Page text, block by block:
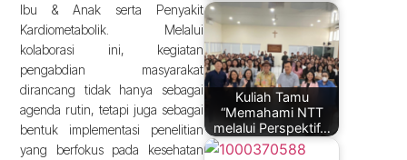
Ibu & Anak serta Penyakit
Kardiometabolik. Melalui
kolaborasi ini, kegiatan
pengabdian masyarakat
dirancang tidak hanya sebagai
agenda rutin, tetapi juga sebagai
bentuk implementasi penelitian
yang berfokus pada kesehatan
Kuliah Tamu
“Memahami NTT
melalui Perspektif…